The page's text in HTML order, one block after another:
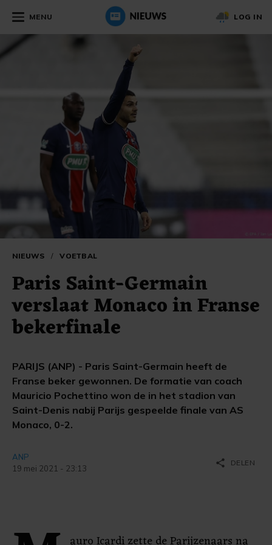
MENU LOG IN
NIEUWS / VOETBAL
Paris Saint-Germain
verslaat Monaco in Franse
bekerfinale
PARIJS (ANP) - Paris Saint-Germain heeft de
Franse beker gewonnen. De formatie van coach
Mauricio Pochettino won de in het stadion van
Saint-Denis nabij Parijs gespeelde finale van AS
Monaco, 0-2.
ANP
19 mei 2021 - 23:13
share DELEN